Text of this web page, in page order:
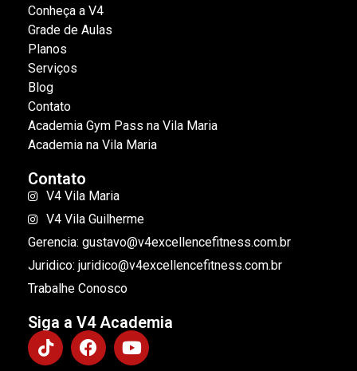
Conheça a V4
Grade de Aulas
Planos
Serviços
Blog
Contato
Academia Gym Pass na Vila Maria
Academia na Vila Maria
Contato
V4 Vila Maria
V4 Vila Guilherme
Gerencia: gustavo@v4excellencefitness.com.br
Juridico: juridico@v4excellencefitness.com.br
Trabalhe Conosco
Siga a V4 Academia